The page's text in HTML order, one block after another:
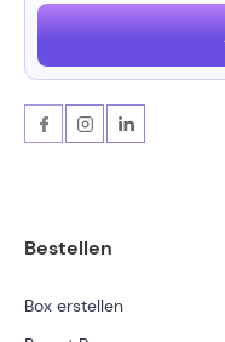
Bestellen
Box erstellen